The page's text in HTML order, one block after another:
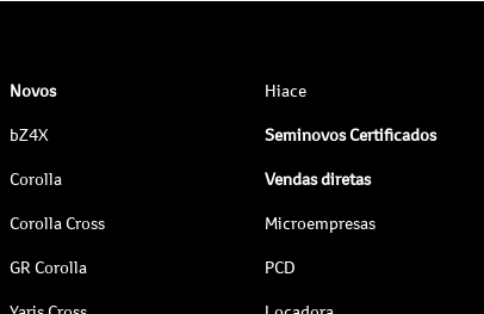
Novos
bZ4X
Corolla
Corolla Cross
GR Corolla
Hiace
Seminovos Certificados
Vendas diretas
Microempresas
PCD